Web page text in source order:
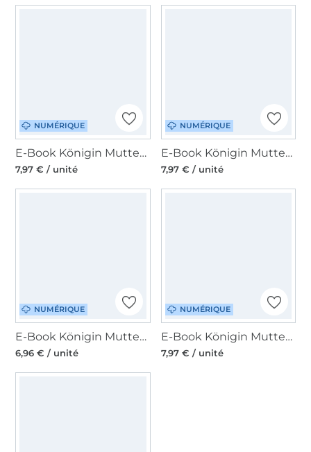
NUMÉRIQUE
E-Book Königin Mutter Stillshirt Madeleine, en allemand
7,97 € / unité
NUMÉRIQUE
E-Book Königin Mutter Umstandsoverall Leah, en allemand
7,97 € / unité
NUMÉRIQUE
E-Book Königin Mutter Umstandsleggings Anne, en allemand
6,96 € / unité
NUMÉRIQUE
E-Book Königin Mutter Hoodie Alexia mit Stillfunktion, en allemand
7,97 € / unité